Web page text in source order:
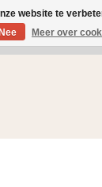
/ +32 (0)471 41 82 41 /
website te
Nee
Meer over